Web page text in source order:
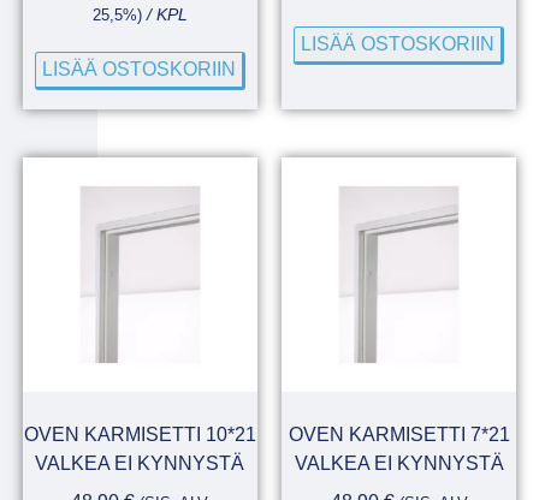
25,5%)/ KPL
LISÄÄ OSTOSKORIIN
LISÄÄ OSTOSKORIIN
OVEN KARMISETTI 10*21
VALKEA EI KYNNYSTÄ
OVEN KARMISETTI 7*21
VALKEA EI KYNNYSTÄ